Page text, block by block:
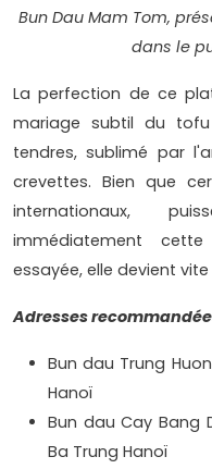
Bun Dau Mam Tom,
dans le
La perfection de ce
mariage subtil du
tendres, sublimé par
crevettes. Bien que
internationaux,
immédiatement
essayée, elle devient
Adresses
Bun dau Trung
Hanoï
Bun dau Cay Bang
Ba Trung Hanoï